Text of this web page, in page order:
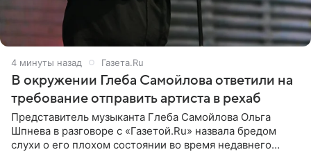
4 минуты назад Газета.Ru
В окружении Глеба Самойлова ответили на
требование отправить артиста в рехаб
Представитель музыканта Глеба Самойлова Ольга
Шпнева в разговоре с «Газетой.Ru» назвала бредом
слухи о его плохом состоянии во время недавнего